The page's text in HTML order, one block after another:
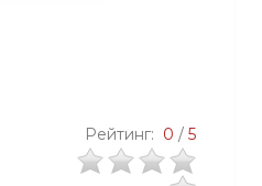
Рейтинг: 0 / 5